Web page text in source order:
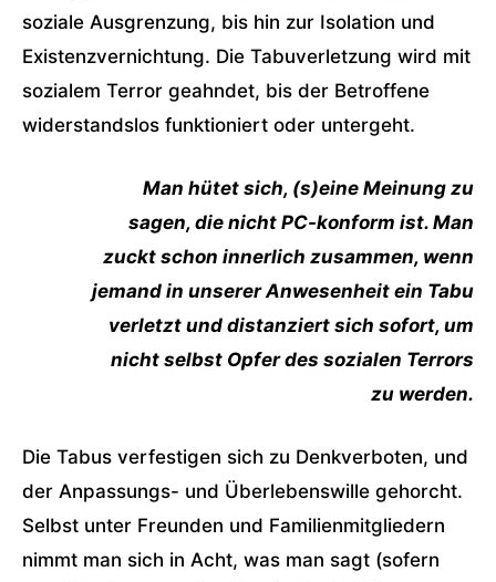
soziale Ausgrenzung, bis hin zur Isolation und
Existenzvernichtung. Die Tabuverletzung wird mit
sozialem Terror geahndet, bis der Betroffene
widerstandslos funktioniert oder untergeht.
Man hütet sich, (s)eine Meinung zu
sagen, die nicht PC-konform ist. Man
zuckt schon innerlich zusammen, wenn
jemand in unserer Anwesenheit ein Tabu
verletzt und distanziert sich sofort, um
nicht selbst Opfer des sozialen Terrors
zu werden.
Die Tabus verfestigen sich zu Denkverboten, und
der Anpassungs- und Überlebenswille gehorcht.
Selbst unter Freunden und Familienmitgliedern
nimmt man sich in Acht, was man sagt (sofern